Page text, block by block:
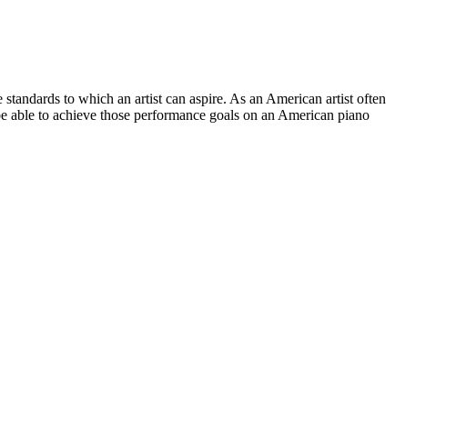
to which an artist can aspire. As an American artist often
to achieve those performance goals on an American piano